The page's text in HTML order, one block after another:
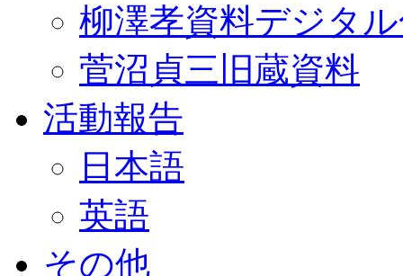
柳澤孝資料デジタ
菅沼貞三旧蔵資料
活動報告
日本語
英語
その他